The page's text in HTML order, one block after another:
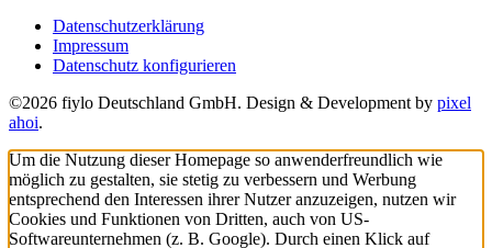
Datenschutzerklärung
Impressum
Datenschutz konfigurieren
©2026 fiylo Deutschland GmbH. Design & Development by pixel
ahoi.
Um die Nutzung dieser Homepage so anwenderfreundlich wie
möglich zu gestalten, sie stetig zu verbessern und Werbung
entsprechend den Interessen ihrer Nutzer anzuzeigen, nutzen wir
Cookies und Funktionen von Dritten, auch von US-
Softwareunternehmen (z. B. Google). Durch einen Klick auf